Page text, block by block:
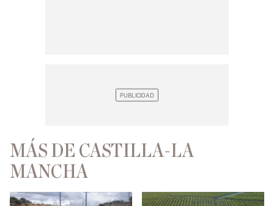
MÁS DE CASTILLA-LA
MANCHA